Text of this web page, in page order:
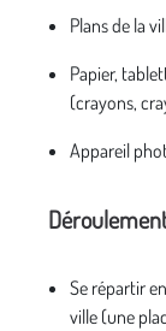
Plans de la
Papier,
(crayons,
Appareil
Se répartir
ville (une